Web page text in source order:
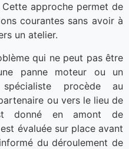
approche permet de
courantes sans avoir à
un atelier.
qui ne peut pas être
panne moteur ou un
procède au
ou vers le lieu de
donné en amont de
évaluée sur place avant
du déroulement de